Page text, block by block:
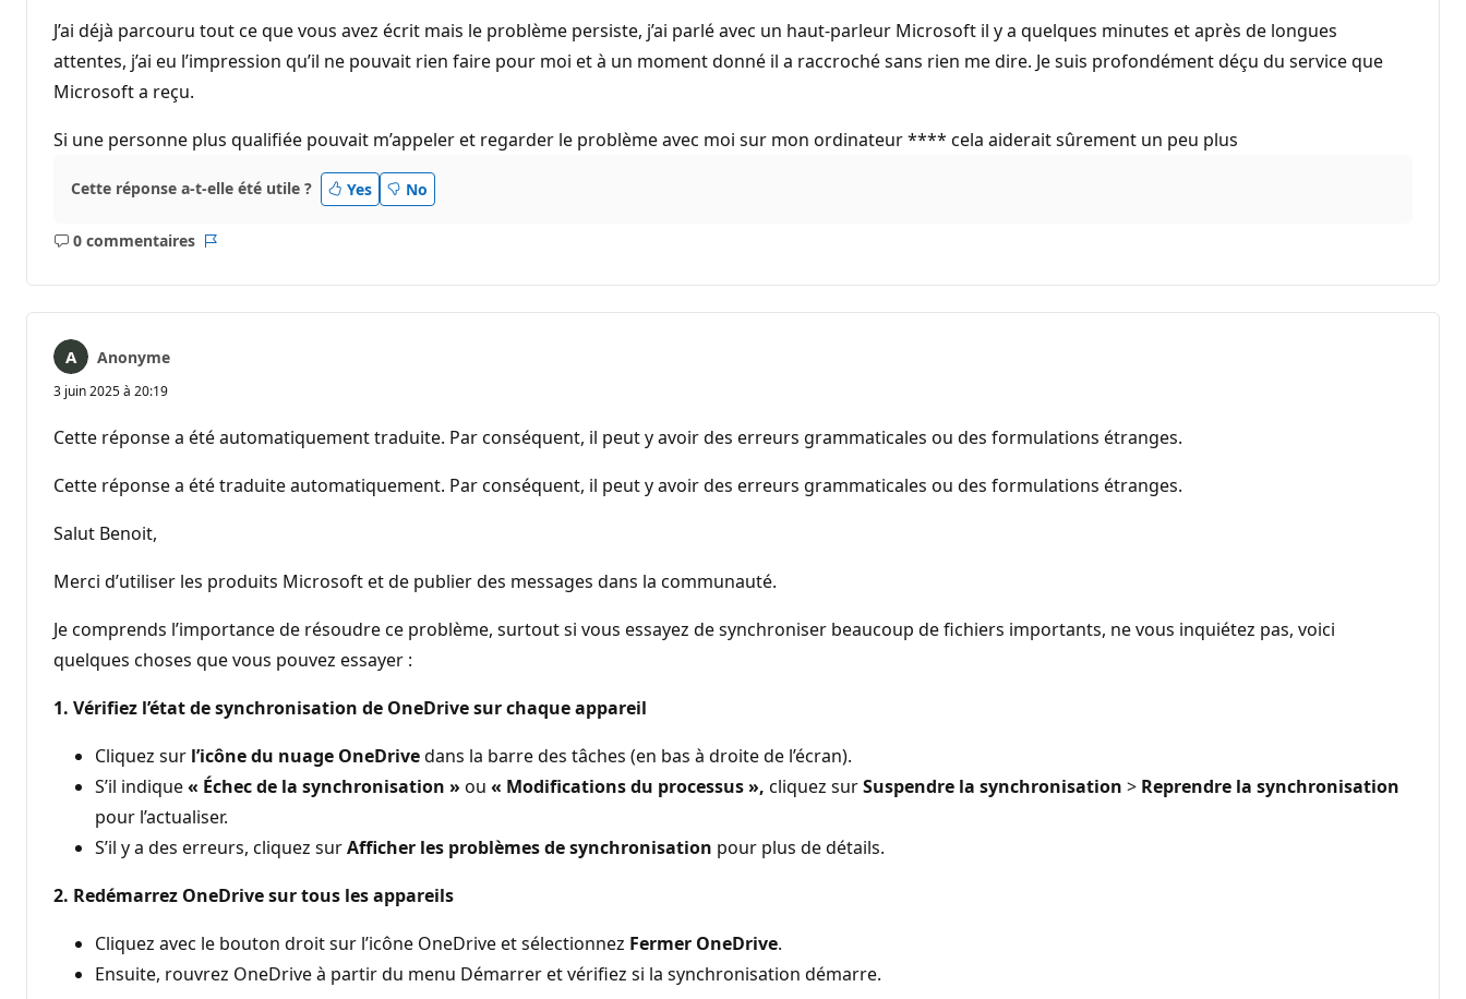
J’ai déjà parcouru tout ce que vous avez écrit mais le problème persiste, j’ai parlé avec un haut-parleur Microsoft il y a quelques minutes et après de longues
attentes, j’ai eu l’impression qu’il ne pouvait rien faire pour moi et à un moment donné il a raccroché sans rien me dire. Je suis profondément déçu du service que
Microsoft a reçu.
Si une personne plus qualifiée pouvait m’appeler et regarder le problème avec moi sur mon ordinateur **** cela aiderait sûrement un peu plus
Cette réponse a-t-elle été utile ? Yes No
0 commentaires
Aucun
Anonyme
3 juin 2025 à 20:19
Cette réponse a été automatiquement traduite. Par conséquent, il peut y avoir des erreurs grammaticales ou des formulations étranges.
Cette réponse a été traduite automatiquement. Par conséquent, il peut y avoir des erreurs grammaticales ou des formulations étranges.
Salut Benoit,
Merci d’utiliser les produits Microsoft et de publier des messages dans la communauté.
Je comprends l’importance de résoudre ce problème, surtout si vous essayez de synchroniser beaucoup de fichiers importants, ne vous inquiétez pas, voici
quelques choses que vous pouvez essayer :
1. Vérifiez l’état de synchronisation de OneDrive sur chaque appareil
Cliquez sur l’icône du nuage OneDrivedans la barre des tâches (en bas à droite de l’écran).
S’il indique« Échec de la synchronisation » ou « Modifications du processus », cliquez surSuspendre la synchronisation > Reprendre la synchronisation
pour l’actualiser.
S’il y a des erreurs, cliquez surAfficher les problèmes de synchronisation pour plus de détails.
2. Redémarrez OneDrive sur tous les appareils
Cliquez avec le bouton droit sur l’icône OneDrive et sélectionnez Fermer OneDrive.
Ensuite, rouvrez OneDrive à partir du menu Démarrer et vérifiez si la synchronisation démarre.